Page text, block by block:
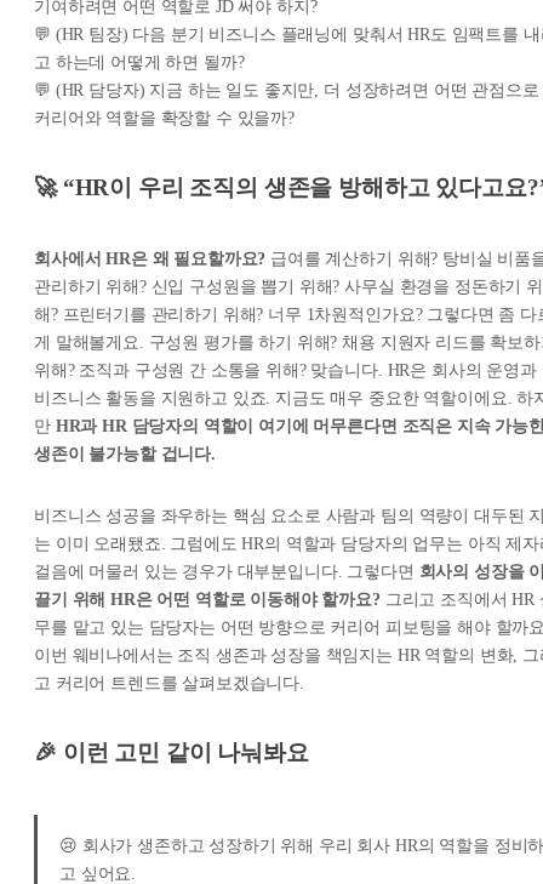
기여하려면 어떤 역할로 JD 써야 하지?
💬 (HR 팀장) 다음 분기 비즈니스 플래닝에 맞춰서 HR도 임팩트를
고 하는데 어떻게 하면 될까?
💬 (HR 담당자) 지금 하는 일도 좋지만, 더 성장하려면 어떤 관점으로
커리어와 역할을 확장할 수 있을까?
🚀 “HR이 우리 조직의 생존을 방해하고 있다고요
회사에서 HR은 왜 필요할까요? 급여를 계산하기 위해? 탕비실 비품
관리하기 위해? 신입 구성원을 뽑기 위해? 사무실 환경을 정돈하기 위
해? 프린터기를 관리하기 위해? 너무 1차원적인가요? 그렇다면 좀 다
게 말해볼게요. 구성원 평가를 하기 위해? 채용 지원자 리드를 확보
위해? 조직과 구성원 간 소통을 위해? 맞습니다. HR은 회사의 운영과
비즈니스 활동을 지원하고 있죠. 지금도 매우 중요한 역할이에요. 하
만 HR과 HR 담당자의 역할이 여기에 머무른다면 조직은 지속 가능
생존이 불가능할 겁니다.
비즈니스 성공을 좌우하는 핵심 요소로 사람과 팀의 역량이 대두된
는 이미 오래됐죠. 그럼에도 HR의 역할과 담당자의 업무는 아직 제자
걸음에 머물러 있는 경우가 대부분입니다. 그렇다면 회사의 성장을
끌기 위해 HR은 어떤 역할로 이동해야 할까요? 그리고 조직에서 HR
무를 맡고 있는 담당자는 어떤 방향으로 커리어 피보팅을 해야 할까
이번 웨비나에서는 조직 생존과 성장을 책임지는 HR 역할의 변화, 그
고 커리어 트렌드를 살펴보겠습니다.
🎉 이런 고민 같이 나눠봐요
😢 회사가 생존하고 성장하기 위해 우리 회사 HR의 역할을 정비
고 싶어요.